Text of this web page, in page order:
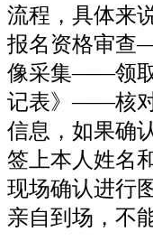
流程，具体来
报名资格审
像采集——领取
记表》——核对
信息，如果确
签上本人姓名
现场确认进行
亲自到场，不